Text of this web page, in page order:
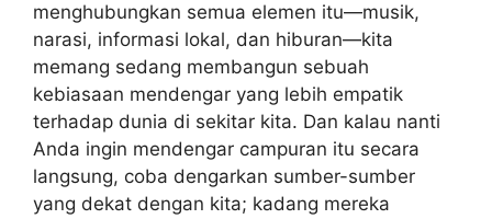
menghubungkan semua elemen itu—musik,
narasi, informasi lokal, dan hiburan—kita
memang sedang membangun sebuah
kebiasaan mendengar yang lebih empatik
terhadap dunia di sekitar kita. Dan kalau nanti
Anda ingin mendengar campuran itu secara
langsung, coba dengarkan sumber-sumber
yang dekat dengan kita; kadang mereka